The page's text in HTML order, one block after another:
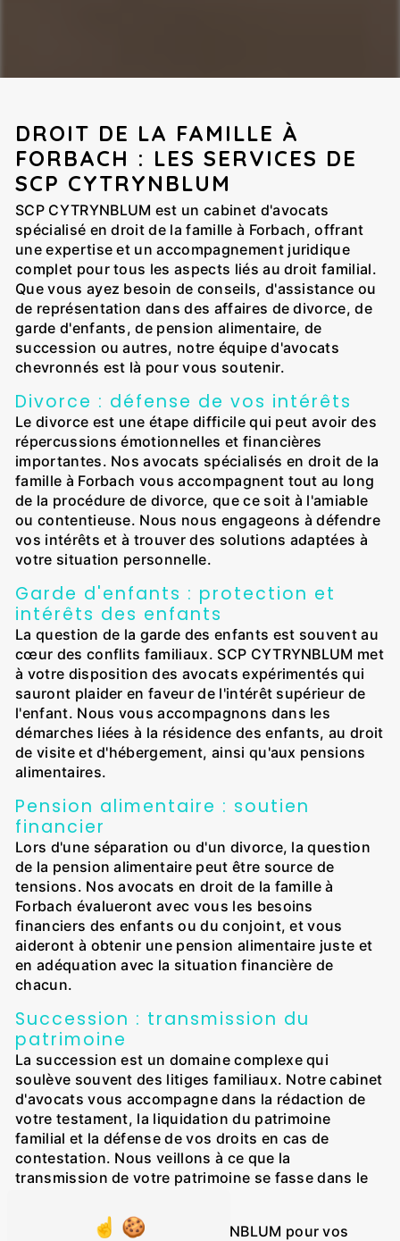
DROIT DE LA FAMILLE À
FORBACH : LES SERVICES DE
SCP CYTRYNBLUM
SCP CYTRYNBLUM est un cabinet d'avocats
spécialisé en droit de la famille à Forbach, offrant
une expertise et un accompagnement juridique
complet pour tous les aspects liés au droit familial.
Que vous ayez besoin de conseils, d'assistance ou
de représentation dans des affaires de divorce, de
garde d'enfants, de pension alimentaire, de
succession ou autres, notre équipe d'avocats
chevronnés est là pour vous soutenir.
Divorce : défense de vos intérêts
Le divorce est une étape difficile qui peut avoir des
répercussions émotionnelles et financières
importantes. Nos avocats spécialisés en droit de la
famille à Forbach vous accompagnent tout au long
de la procédure de divorce, que ce soit à l'amiable
ou contentieuse. Nous nous engageons à défendre
vos intérêts et à trouver des solutions adaptées à
votre situation personnelle.
Garde d'enfants : protection et
intérêts des enfants
La question de la garde des enfants est souvent au
cœur des conflits familiaux. SCP CYTRYNBLUM met
à votre disposition des avocats expérimentés qui
sauront plaider en faveur de l'intérêt supérieur de
l'enfant. Nous vous accompagnons dans les
démarches liées à la résidence des enfants, au droit
de visite et d'hébergement, ainsi qu'aux pensions
alimentaires.
Pension alimentaire : soutien
financier
Lors d'une séparation ou d'un divorce, la question
de la pension alimentaire peut être source de
tensions. Nos avocats en droit de la famille à
Forbach évalueront avec vous les besoins
financiers des enfants ou du conjoint, et vous
aideront à obtenir une pension alimentaire juste et
en adéquation avec la situation financière de
chacun.
Succession : transmission du
patrimoine
La succession est un domaine complexe qui
soulève souvent des litiges familiaux. Notre cabinet
d'avocats vous accompagne dans la rédaction de
votre testament, la liquidation du patrimoine
familial et la défense de vos droits en cas de
contestation. Nous veillons à ce que la
transmission de votre patrimoine se fasse dans le
En faisant appel à SCP CYTRYNBLUM pour vos